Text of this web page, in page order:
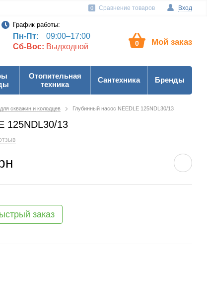
Вход
0 Сравнение товаров
График работы:
Пн-Пт:
09:00–17:00
Сб-Вос: Выдходной 0 Мой заказ
Отопительная
техника
Сантехника Бренды
скважин и колодцев Глубинный насос NEEDLE 125NDL30/13
125NDL30/13
заказ